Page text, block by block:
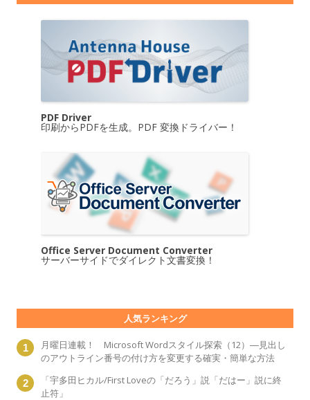
PDF Driver
印刷からPDFを生成。PDF 変換ドライバー！
Office Server Document Converter
サーバーサイドでダイレクト文書変換！
人気ランキング
月曜日連載！ Microsoft Wordスタイル探索（12）―見出し
のアウトライン番号の付け方を変更する確実・簡単な方法
「宇多田ヒカル/First Loveの「だろう」説「だはー」説に終
止符」